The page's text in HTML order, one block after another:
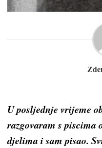
U posljednje vrijeme
razgovaram s
djelima i sam pisao.